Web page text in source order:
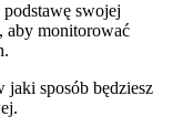
swojej
aby monitorować
sposób będziesz